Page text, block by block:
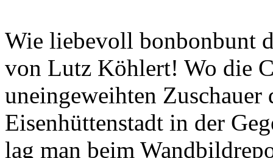
Wie liebevoll bonbonbunt
von Lutz Köhlert! Wo die
uneingeweihten Zuschauer
Eisenhüttenstadt in der
lag man beim